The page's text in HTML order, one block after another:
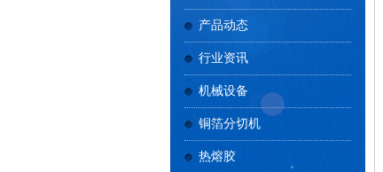
产品动态
行业资讯
机械设备
铜箔分切机
热熔胶